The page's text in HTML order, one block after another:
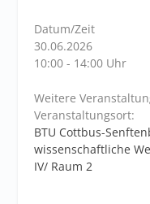
Datum/Zeit
30.06.2026
10:00 - 14:00 Uhr
Weitere
Veranstaltungsort:
BTU Cottbus-
wissenschaftliche
IV/ Raum 2